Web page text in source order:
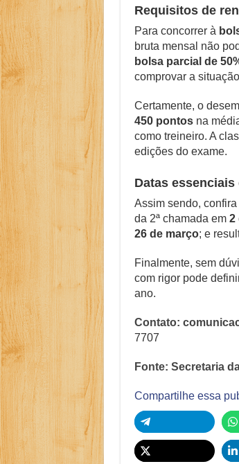
Requisitos de
Para concorrer à
bruta mensal não
bolsa parcial de
comprovar a
Certamente, o
450 pontos na
como treineiro. A
edições do exame.
Datas
Assim sendo,
da 2ª chamada em 2
26 de março; e
Finalmente, sem
com rigor pode
ano.
Contato:
7707
Fonte: Secretaria
Compartilhe essa